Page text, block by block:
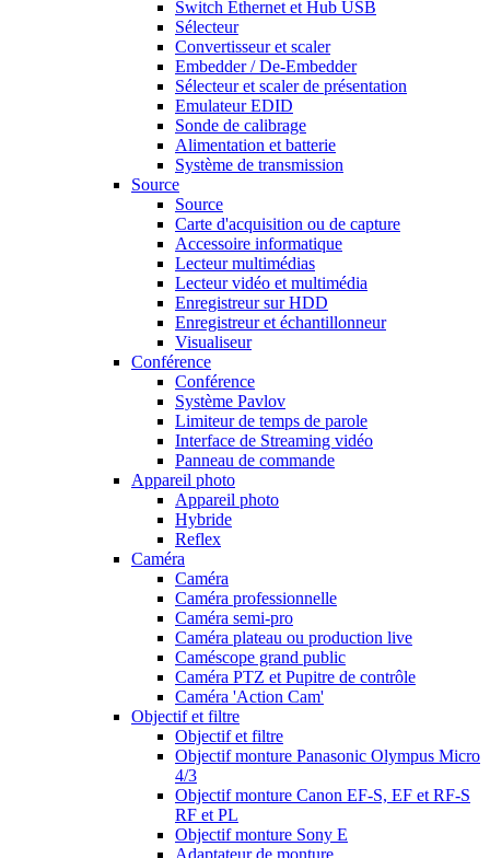
Switch Ethernet et Hub USB
Sélecteur
Convertisseur et scaler
Embedder / De-Embedder
Sélecteur et scaler de présentation
Emulateur EDID
Sonde de calibrage
Alimentation et batterie
Système de transmission
Source
Source
Carte d'acquisition ou de capture
Accessoire informatique
Lecteur multimédias
Lecteur vidéo et multimédia
Enregistreur sur HDD
Enregistreur et échantillonneur
Visualiseur
Conférence
Conférence
Système Pavlov
Limiteur de temps de parole
Interface de Streaming vidéo
Panneau de commande
Appareil photo
Appareil photo
Hybride
Reflex
Caméra
Caméra
Caméra professionnelle
Caméra semi-pro
Caméra plateau ou production live
Caméscope grand public
Caméra PTZ et Pupitre de contrôle
Caméra 'Action Cam'
Objectif et filtre
Objectif et filtre
Objectif monture Panasonic Olympus Micro
4/3
Objectif monture Canon EF-S, EF et RF-S
RF et PL
Objectif monture Sony E
Adaptateur de monture